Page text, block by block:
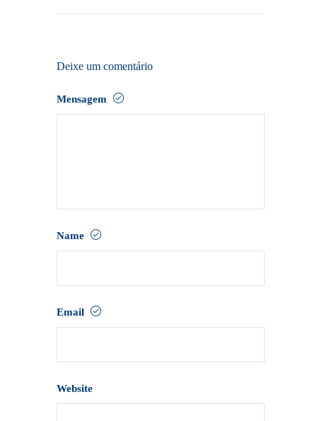
Deixe um comentário
Mensagem
Name
Email
Website